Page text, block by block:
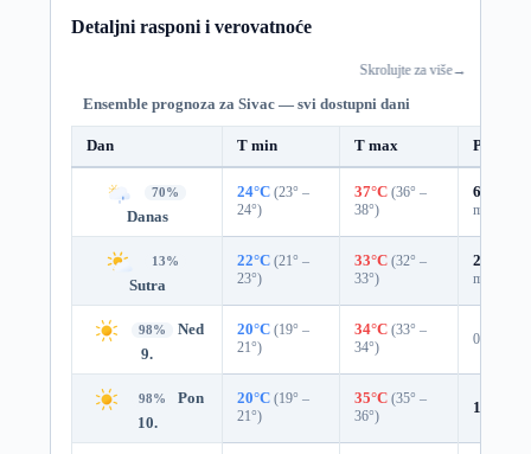
Detaljni rasponi i verovatnoće
Skrolujte za više→
Ensemble prognoza za Sivac — svi dostupni dani
Dan T min T max
70%
Danas
24°C (23° –
24°)
37°C (36° –
38°)
63%
mm)
13%
Sutra
22°C (21° –
23°)
33°C (32° –
33°)
29%
mm)
98%
Ned
9.
20°C (19° –
21°)
34°C (33° –
34°)
0%
98%
Pon
10.
20°C (19° –
21°)
35°C (35° –
36°)
1%